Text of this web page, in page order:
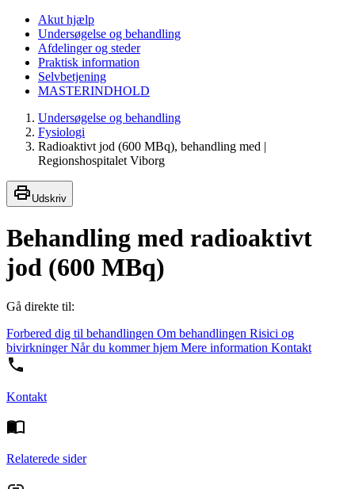
Akut hjælp
Undersøgelse og behandling
Afdelinger og steder
Praktisk information
Selvbetjening
MASTERINDHOLD
Undersøgelse og behandling
Fysiologi
Radioaktivt jod (600 MBq), behandling med |
Regionshospitalet Viborg
Udskriv
Behandling med radioaktivt
jod (600 MBq)
Gå direkte til:
Forbered dig til behandlingen Om behandlingen Risici og
bivirkningerNår du kommer hjem Mere information Kontakt
Kontakt
Relaterede sider